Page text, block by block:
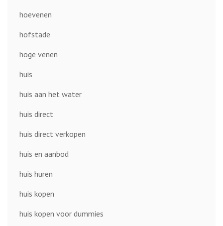
hoevenen
hofstade
hoge venen
huis
huis aan het water
huis direct
huis direct verkopen
huis en aanbod
huis huren
huis kopen
huis kopen voor dummies